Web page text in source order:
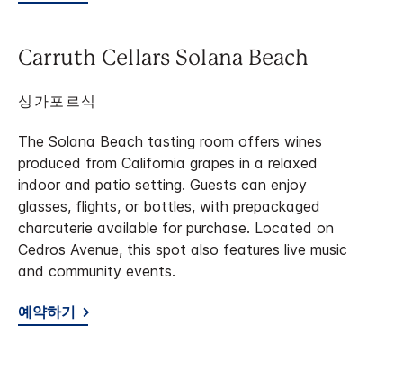
Carruth Cellars Solana Beach
싱가포르식
The Solana Beach tasting room offers wines
produced from California grapes in a relaxed
indoor and patio setting. Guests can enjoy
glasses, flights, or bottles, with prepackaged
charcuterie available for purchase. Located on
Cedros Avenue, this spot also features live music
and community events.
예약하기